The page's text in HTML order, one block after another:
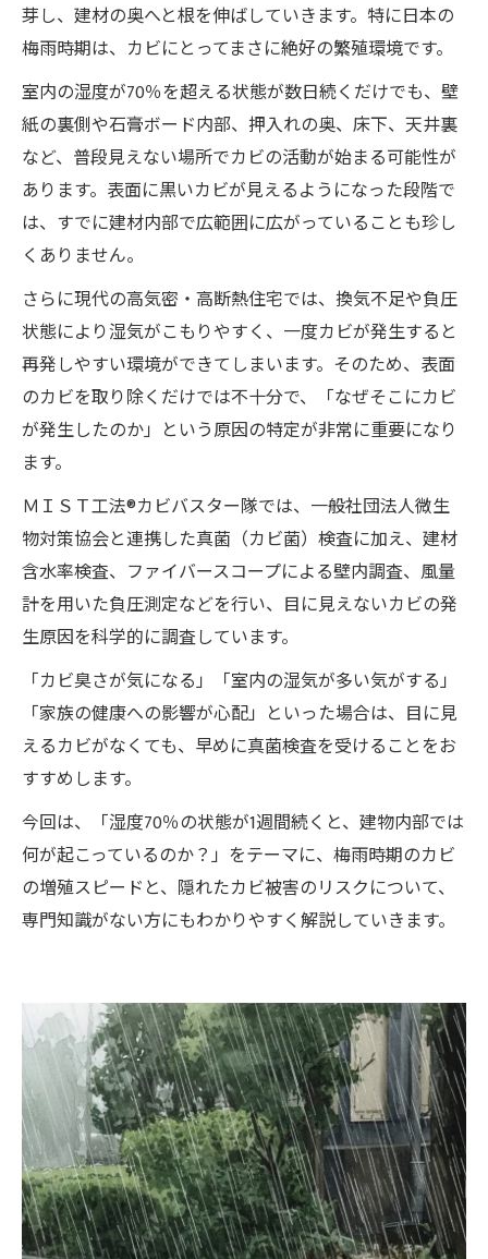
芽し、建材の奥へと根を伸ばしていきます。特に日本の
梅雨時期は、カビにとってまさに絶好の繁殖環境です。
室内の湿度が70％を超える状態が数日続くだけでも、壁
紙の裏側や石膏ボード内部、押入れの奥、床下、天井裏
など、普段見えない場所でカビの活動が始まる可能性が
あります。表面に黒いカビが見えるようになった段階で
は、すでに建材内部で広範囲に広がっていることも珍し
くありません。
さらに現代の高気密・高断熱住宅では、換気不足や負圧
状態により湿気がこもりやすく、一度カビが発生すると
再発しやすい環境ができてしまいます。そのため、表面
のカビを取り除くだけでは不十分で、「なぜそこにカビ
が発生したのか」という原因の特定が非常に重要になり
ます。
ＭＩＳＴ工法®カビバスター隊では、一般社団法人微生
物対策協会と連携した真菌（カビ菌）検査に加え、建材
含水率検査、ファイバースコープによる壁内調査、風量
計を用いた負圧測定などを行い、目に見えないカビの発
生原因を科学的に調査しています。
「カビ臭さが気になる」「室内の湿気が多い気がする」
「家族の健康への影響が心配」といった場合は、目に見
えるカビがなくても、早めに真菌検査を受けることをお
すすめします。
今回は、「湿度70％の状態が1週間続くと、建物内部では
何が起こっているのか？」をテーマに、梅雨時期のカビ
の増殖スピードと、隠れたカビ被害のリスクについて、
専門知識がない方にもわかりやすく解説していきます。